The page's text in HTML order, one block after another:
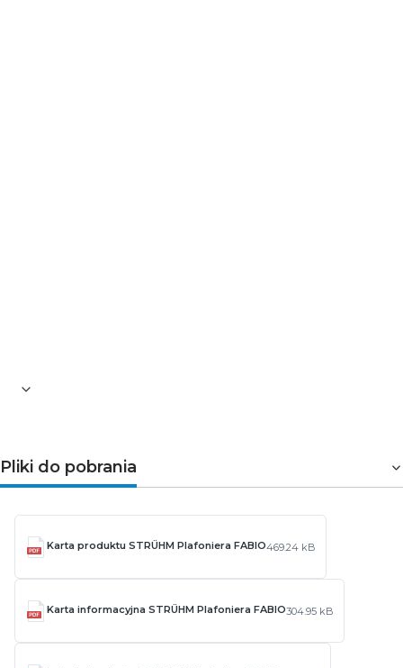
Pliki do pobrania
Karta produktu STRÜHM Plafoniera FABIO469.24 kB
Karta informacyjna STRÜHM Plafoniera FABIO304.95 kB